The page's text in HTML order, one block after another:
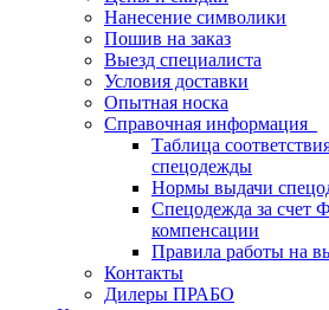
Нанесение символики
Пошив на заказ
Выезд специалиста
Условия доставки
Опытная носка
Справочная информация
Таблица
спецодежды
Нормы выдачи
Спецодежда за счет
компенсации
Правила работы на
Контакты
Дилеры ПРАБО